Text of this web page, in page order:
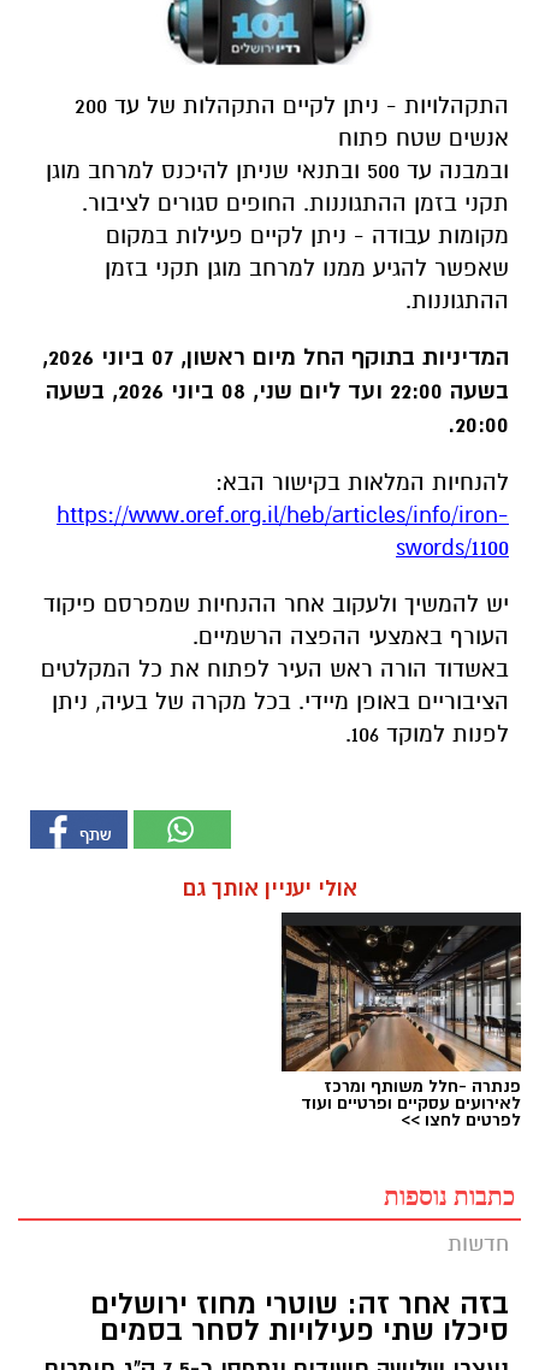
התקהלויות - ניתן לקיים התקהלות של עד 200
אנשים שטח פתוח
ובמבנה עד 500 ובתנאי שניתן להיכנס למרחב מוגן
תקני בזמן ההתגוננות. החופים סגורים לציבור.
מקומות עבודה - ניתן לקיים פעילות במקום
שאפשר להגיע ממנו למרחב מוגן תקני בזמן
ההתגוננות.
המדיניות בתוקף החל מיום ראשון, 07 ביוני 2026,
בשעה 22:00 ועד ליום שני, 08 ביוני 2026, בשעה
20:00.
להנחיות המלאות בקישור הבא:
https://www.oref.org.il/heb/articles/info/iron-
swords/1100
יש להמשיך ולעקוב אחר ההנחיות שמפרסם פיקוד
העורף באמצעי ההפצה הרשמיים.
באשדוד הורה ראש העיר לפתוח את כל המקלטים
הציבוריים באופן מיידי. בכל מקרה של בעיה, ניתן
לפנות למוקד 106.
אולי יעניין אותך גם
פנתרה -חלל משותף ומרכז
לאירועים עסקיים ופרטיים ועוד
לפרטים לחצו >>
כתבות נוספות
חדשות
בזה אחר זה: שוטרי מחוז ירושלים
סיכלו שתי פעילויות לסחר בסמים